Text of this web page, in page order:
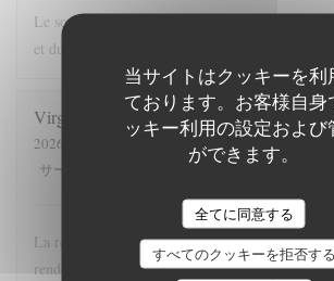
当サイトはクッキーを利
ております。お客様自身
ッキー利用の設定および
ができます。
全てに同意する
すべてのクッキーを拒否する
Le souci de la recherche et du changement dans
et du u service…
Virginie
2026-08-01
- 19:00 - ゲスト 2
サービス
5/5 メニュー : 5/5
La revisite de la streetfood est une superbe idée !
rendez-vous et le prix adapté !